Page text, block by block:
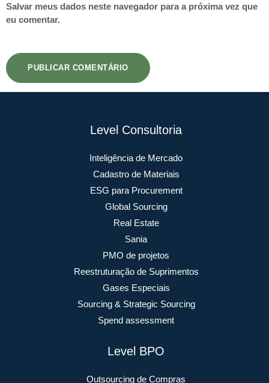
Salvar meus dados neste navegador para a próxima vez que
eu comentar.
Level Consultoria
Inteligência de Mercado
Cadastro de Materiais
ESG para Procurement
Global Sourcing
Real Estate
Sania
PMO de projetos
Reestruturação de Suprimentos
Gases Especiais
Sourcing & Strategic Sourcing
Spend assessment
Level BPO
Outsourcing de Compras